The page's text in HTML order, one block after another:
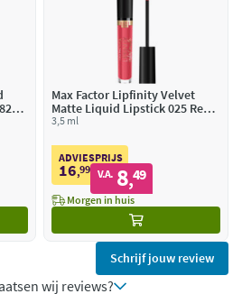
Max Factor Lipfinity Velvet
Matte Liquid Lipstick 025 Red
Luxury
3,5 ml
ADVIESPRIJS
16,99 V.A. 8,49
Morgen in huis
Schrijf jouw review
wij reviews?